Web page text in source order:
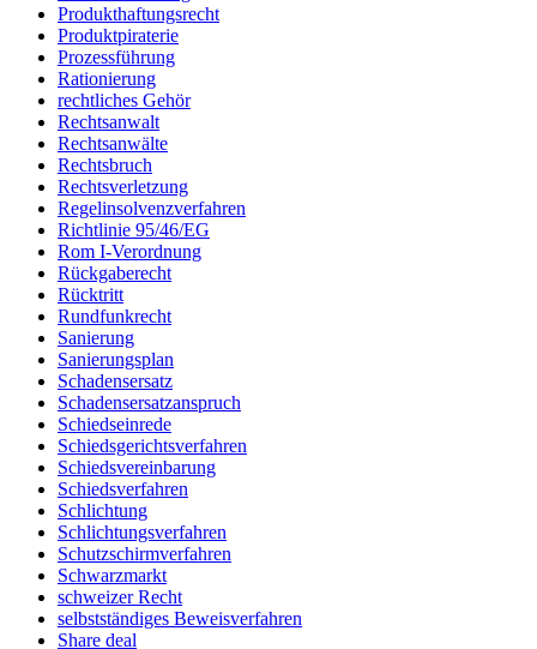
Produkthaftungsrecht
Produktpiraterie
Prozessführung
Rationierung
rechtliches Gehör
Rechtsanwalt
Rechtsanwälte
Rechtsbruch
Rechtsverletzung
Regelinsolvenzverfahren
Richtlinie 95/46/EG
Rom I-Verordnung
Rückgaberecht
Rücktritt
Rundfunkrecht
Sanierung
Sanierungsplan
Schadensersatz
Schadensersatzanspruch
Schiedseinrede
Schiedsgerichtsverfahren
Schiedsvereinbarung
Schiedsverfahren
Schlichtung
Schlichtungsverfahren
Schutzschirmverfahren
Schwarzmarkt
schweizer Recht
selbstständiges Beweisverfahren
Share deal